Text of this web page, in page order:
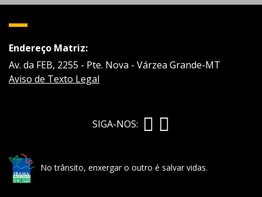
Endereço Matriz:
Av. da FEB, 2255 - Pte. Nova - Várzea Grande-MT
Aviso de Texto Legal
SIGA-NOS:
No trânsito, enxergar o outro é salvar vidas.